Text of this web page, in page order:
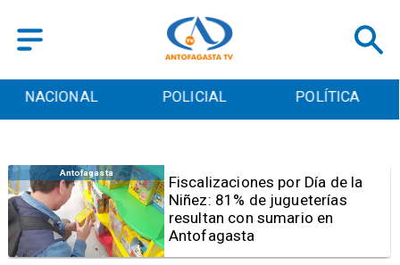
POLICIAL POLÍTICA CULTURA
Antofagasta
Tribunal frena opción de pena
mixta para Karen Rojo por ahora